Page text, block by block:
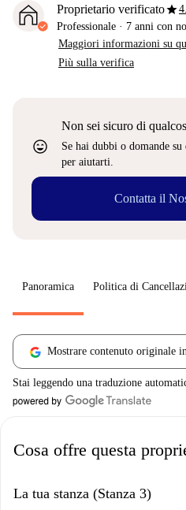
Proprietario verificatostar
Professionale · 7 anni con
Maggiori informazioni su
Più sulla verifica
sentiment_very_satisfied
Non sei sicuro di
Se hai dubbi o domande
per aiutarti.
Contatta il
Panoramica Politica di
Mostrare contenuto originale
Stai leggendo una traduzione
Cosa offre questa
La tua stanza (Stanza 3)